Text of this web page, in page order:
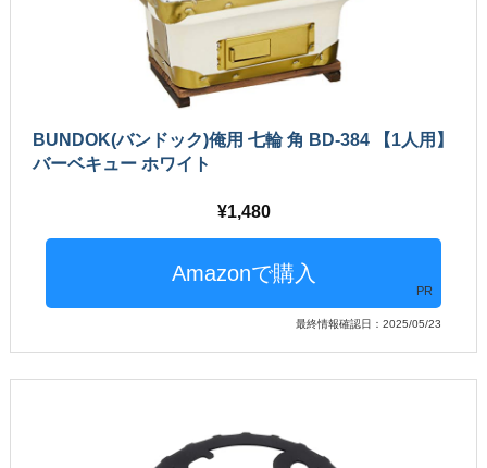
BUNDOK(バンドック)俺用 七輪 角 BD-384 【1人用】
バーベキュー ホワイト
1,480
PR
最終情報確認日：2025/05/23